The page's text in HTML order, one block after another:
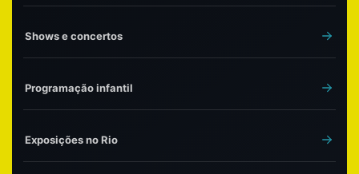
Shows e concertos
Programação infantil
Exposições no Rio